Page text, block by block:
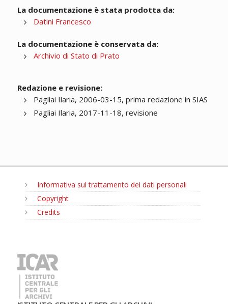
La documentazione è stata prodotta da:
Datini Francesco
La documentazione è conservata da:
Archivio di Stato di Prato
Redazione e revisione:
Pagliai Ilaria, 2006-03-15, prima redazione in SIAS
Pagliai Ilaria, 2017-11-18, revisione
Informativa sul trattamento dei dati personali
Copyright
Credits